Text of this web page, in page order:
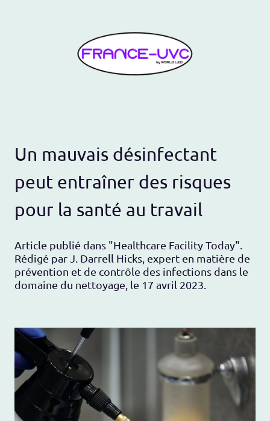
Un mauvais désinfectant
peut entraîner des risques
pour la santé au travail
Article publié dans "Healthcare Facility Today".
Rédigé par J. Darrell Hicks, expert en matière de
prévention et de contrôle des infections dans le
domaine du nettoyage, le 17 avril 2023.